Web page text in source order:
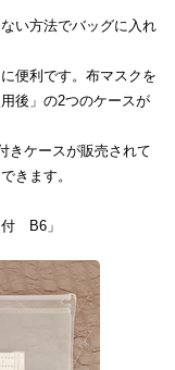
い方法でバッグに入れ
便利です。布マスクを
後」の2つのケースが
きケースが販売されて
きます。
B6」